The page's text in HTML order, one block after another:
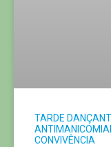
TARDE
CONVIVÊNCIA